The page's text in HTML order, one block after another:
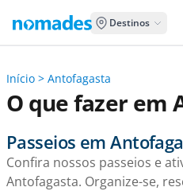
Destinos
Início > Antofagasta
O que fazer em
Passeios em
Confira nossos passeios e
Antofagasta. Organize-se,